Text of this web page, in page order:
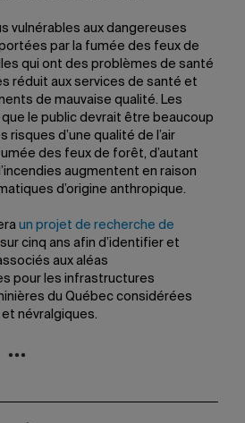
vulnérables aux dangereuses
par la fumée des feux de
qui ont des problèmes de santé
réduit aux services de santé et
de mauvaise qualité. Les
le public devrait être beaucoup
risques d’une qualité de l’air
des feux de forêt, d’autant
augmentent en raison
d’origine anthropique.
un projet de recherche de
sur cinq ans afin d’identifier et
aux aléas
pour les infrastructures
du Québec considérées
névralgiques.